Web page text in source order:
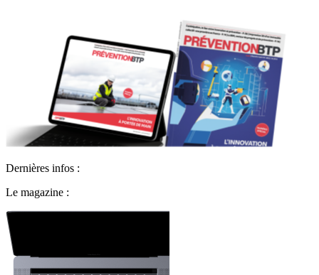
Dernières infos :
Le magazine :